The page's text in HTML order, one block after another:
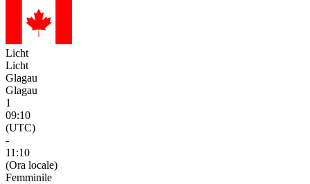
Licht
Licht
Glagau
Glagau
1
09:10
(UTC)
-
11:10
(Ora locale)
Femminile